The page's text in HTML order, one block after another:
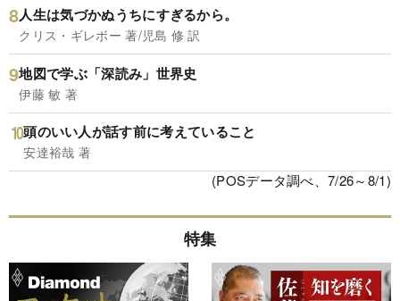
人生は気づかぬうちにすぎるから。
クリス・ギレボー 著/児島 修 訳
地図で学ぶ「深読み」世界史
伊藤 敏 著
頭のいい人が話す前に考えていること
安達裕哉 著
(POSデータ調べ、7/26～8/1)
特集